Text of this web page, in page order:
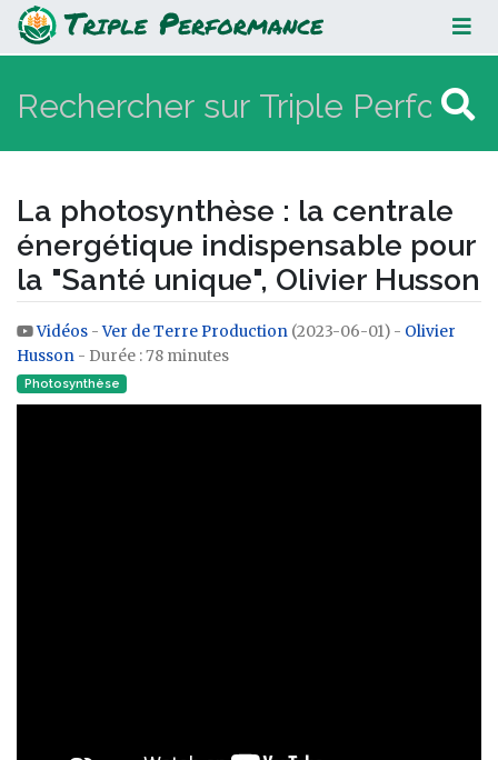
La photosynthèse : la centrale
énergétique indispensable pour la
"Santé unique", Olivier Husson
La photosynthèse : la centrale
énergétique indispensable pour
la "Santé unique", Olivier Husson
Aller à :navigation,rechercher
Vidéos -Ver de Terre Production (2023-06-01) - Olivier
Husson - Durée : 78 minutes
Photosynthèse